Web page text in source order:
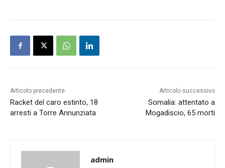
Articolo precedente
Racket del caro estinto, 18
arresti a Torre Annunziata
Articolo successivo
Somalia: attentato a
Mogadiscio, 65 morti
admin